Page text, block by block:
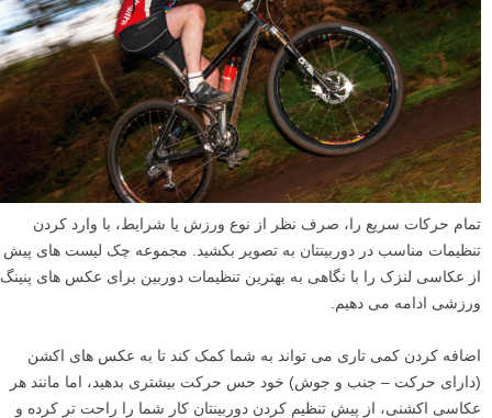
تمام حرکات سریع را، صرف نظر از نوع ورزش یا شرایط، با وارد کردن
تنظیمات مناسب در دوربینتان به تصویر بکشید. مجموعه چک لیست های پیش
از عکاسی لنزک را با نگاهی به بهترین تنظیمات دوربین برای عکس های پنینگ
ورزشی ادامه می دهیم.
اضافه کردن کمی تاری می تواند به شما کمک کند تا به عکس های اکشن
(دارای حرکت – جنب و جوش) خود حس حرکت بیشتری بدهید، اما مانند هر
عکاسی اکشنی، از پیش تنظیم کردن دوربینتان کار شما را راحت تر کرده و